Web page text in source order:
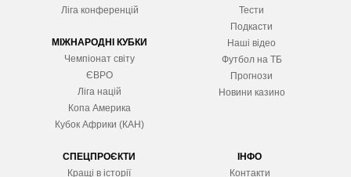
Ліга конференцій
МІЖНАРОДНІ КУБКИ
Чемпіонат світу
ЄВРО
Ліга націй
Копа Америка
Кубок Африки (КАН)
Тести
Подкасти
Наші відео
Футбол на ТБ
Прогнози
Новини казино
СПЕЦПРОЄКТИ
Кращі в історії
ІНФО
Контакти